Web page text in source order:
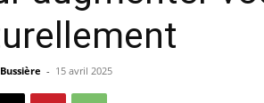
- 15 avril 2025